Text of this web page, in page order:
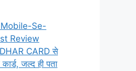
Se-
Review
CARD से
जल्द ही पता